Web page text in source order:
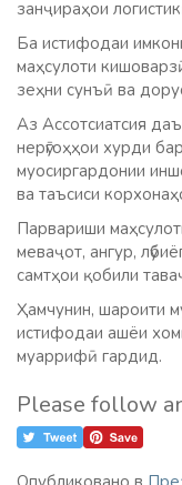
занҷираҳои
Ба истифодаи
маҳсулоти
зеҳни сунъӣ ва
Аз Ассотсиатсия
нерӯгоҳҳои хурди
муосиргардонии
ва таъсиси
Парвариши
меваҷот, ангур,
самтҳои қобили
Ҳамчунин, шароити
истифодаи ашёи
муаррифӣ гардид.
Please follow